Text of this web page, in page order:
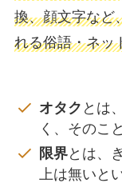
換、顔文字など
れる俗語・ネッ
オタク とは
く、そのこ
限界とは、
上は無いと